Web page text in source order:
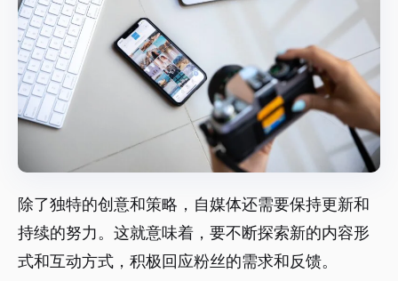
除了独特的创意和策略，自媒体还需要保持更新和
持续的努力。这就意味着，要不断探索新的内容形
式和互动方式，积极回应粉丝的需求和反馈。